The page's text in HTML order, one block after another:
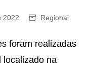
2022 Regional
foram realizadas
localizado na